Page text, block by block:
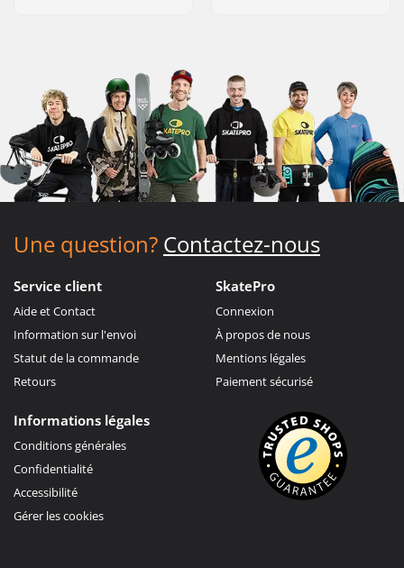
Une question? Contactez-nous
Service client
Aide et Contact
Information sur l'envoi
Statut de la commande
Retours
SkatePro
Connexion
À propos de nous
Mentions légales
Paiement sécurisé
Informations légales
Conditions générales
Confidentialité
Accessibilité
Gérer les cookies